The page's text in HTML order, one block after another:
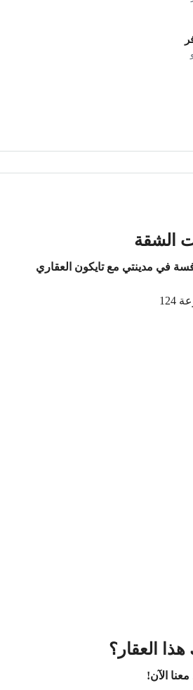
الشقة
في مدينتي مع تايكون العقاري
العقار؟
الآن!